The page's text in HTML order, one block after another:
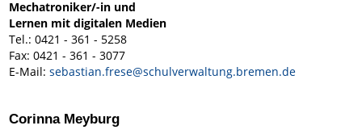
Mechatroniker/-in und
Lernen mit digitalen Medien
Tel.: 0421 - 361 - 5258
Fax: 0421 - 361 - 3077
E-Mail:sebastian.frese@schulverwaltung.bremen.de
Corinna Meyburg